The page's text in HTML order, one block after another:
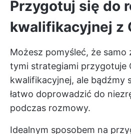
Przygotuj się do
kwalifikacyjnej z
Możesz pomyśleć, że samo
tymi strategiami przygotuje
kwalifikacyjnej, ale bądźmy
łatwo doprowadzić do
podczas rozmowy.
Idealnym sposobem na